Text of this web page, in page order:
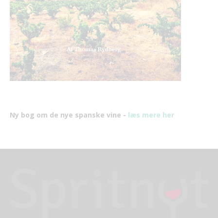
Ny bog om de nye spanske vine - læs mere her